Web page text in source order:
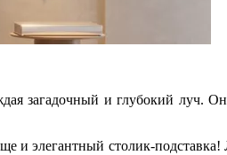
загадочный и глубокий луч.
элегантный столик-подставка!